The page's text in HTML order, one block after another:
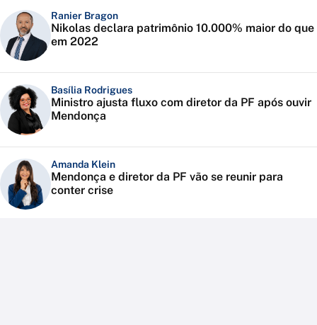
Ranier Bragon
Nikolas declara patrimônio 10.000% maior do que
em 2022
Basília Rodrigues
Ministro ajusta fluxo com diretor da PF após ouvir
Mendonça
Amanda Klein
Mendonça e diretor da PF vão se reunir para
conter crise